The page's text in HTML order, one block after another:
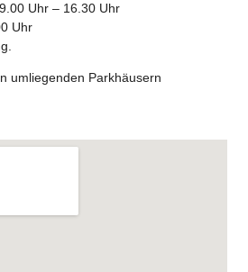
Uhr – 16.30 Uhr
Uhr
umliegenden Parkhäusern